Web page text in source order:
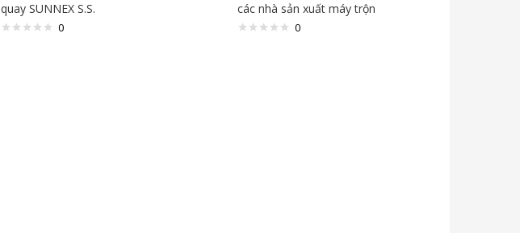
quay SUNNEX S.S.
0
các nhà sản xuất máy trộn
0